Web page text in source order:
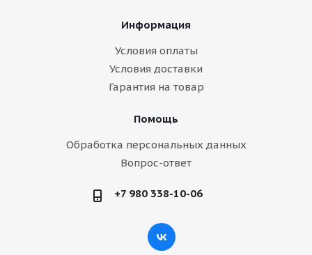
Информация
Условия оплаты
Условия доставки
Гарантия на товар
Помощь
Обработка персональных данных
Вопрос-ответ
+7 980 338-10-06